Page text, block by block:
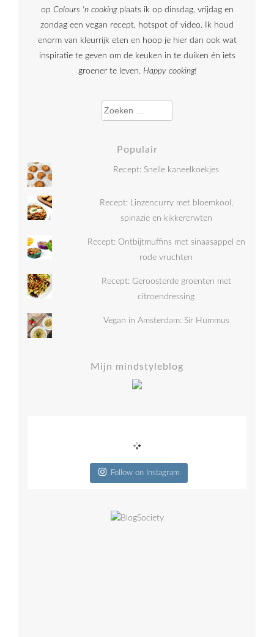
op Colours 'n cookingplaats ik op dinsdag, vrijdag en
zondag een vegan recept, hotspot of video. Ik houd
enorm van kleurrijk eten en hoop je hier dan ook wat
inspiratie te geven om de keuken in te duiken én iets
groener te leven. Happy cooking!
Zoeken naar:
Populair
Recept: Snelle kaneelkoekjes
Recept: Linzencurry met bloemkool,
spinazie en kikkererwten
Recept: Ontbijtmuffins met sinaasappel en
rode vruchten
Recept: Geroosterde groenten met
citroendressing
Vegan in Amsterdam: Sir Hummus
Mijn mindstyleblog
Follow on Instagram